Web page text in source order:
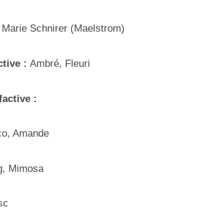
Marie Schnirer (Maelstrom)
: Ambré, Fleuri
:
Amande
Mimosa